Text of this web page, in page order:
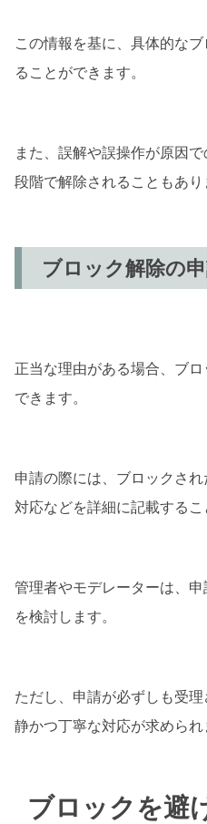
この情報を基に、具体的な
ることができます。
また、誤解や誤操作が原因
段階で解除されることもあり
ブロック解除の
正当な理由がある場合、ブ
できます。
申請の際には、ブロックさ
対応などを詳細に記載するこ
管理者やモデレーターは、
を検討します。
ただし、申請が必ずしも受
静かつ丁寧な対応が求められ
ブロックを避